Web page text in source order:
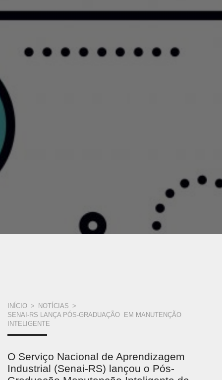
VOCÊ
ESTÁ
INÍCIO > NOTÍCIAS >
SENAI-RS LANÇA PÓS-GRADUAÇÃO EM MANUTENÇÃO
INTELIGENTE
O Serviço Nacional de Aprendizagem
Industrial (Senai-RS) lançou o Pós-